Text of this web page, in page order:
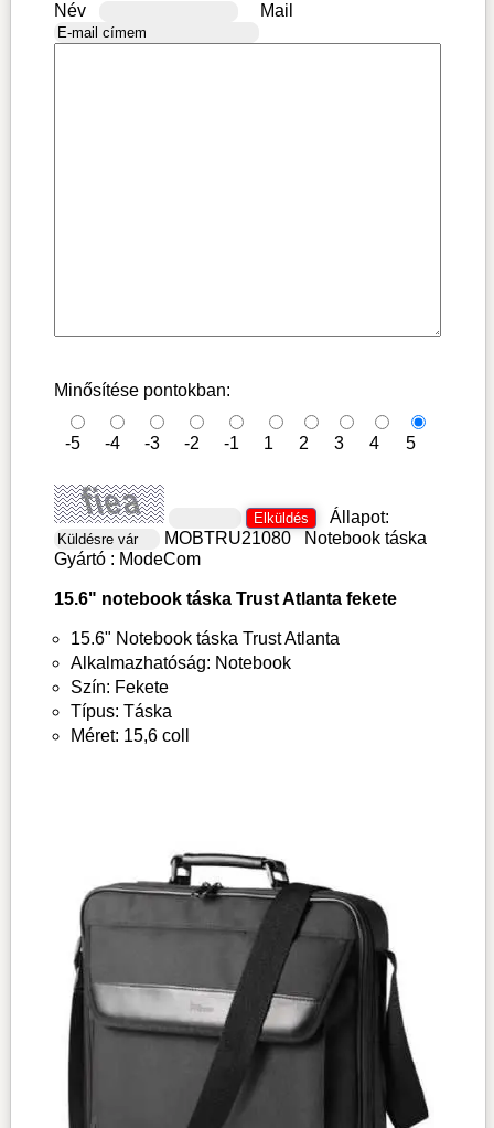
Név Mail
Minősítése pontokban:
-5 -4 -3 -2 -1 1 2 3 4 5
Állapot:
MOBTRU21080
Notebook táska
Gyártó : ModeCom
15.6" notebook táska Trust Atlanta fekete
15.6" Notebook táska Trust Atlanta
Alkalmazhatóság: Notebook
Szín: Fekete
Típus: Táska
Méret: 15,6 coll